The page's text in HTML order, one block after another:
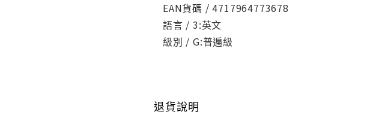
EAN貨碼 / 4717964773678
語言 / 3:英文
級別 / G:普遍級
退貨說明